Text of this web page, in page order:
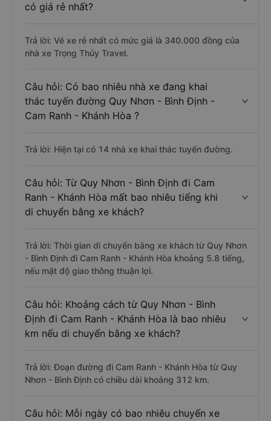
có giá rẻ nhất?
Trả lời: Vé xe rẻ nhất có mức giá là 340.000 đồng của
nhà xe Trọng Thủy Travel.
Câu hỏi: Có bao nhiêu nhà xe đang khai
thác tuyến đường Quy Nhơn - Bình Định -
Cam Ranh - Khánh Hòa ?
Trả lời: Hiện tại có 14 nhà xe khai thác tuyến đường.
Câu hỏi: Từ Quy Nhơn - Bình Định đi Cam
Ranh - Khánh Hòa mất bao nhiêu tiếng khi
di chuyển bằng xe khách?
Trả lời: Thời gian di chuyển bằng xe khách từ Quy Nhơn
- Bình Định đi Cam Ranh - Khánh Hòa khoảng 5.8 tiếng,
nếu mật độ giao thông thuận lợi.
Câu hỏi: Khoảng cách từ Quy Nhơn - Bình
Định đi Cam Ranh - Khánh Hòa là bao nhiêu
km nếu di chuyển bằng xe khách?
Trả lời: Đoạn đường đi Cam Ranh - Khánh Hòa từ Quy
Nhơn - Bình Định có chiều dài khoảng 312 km.
Câu hỏi: Mỗi ngày có bao nhiêu chuyến xe